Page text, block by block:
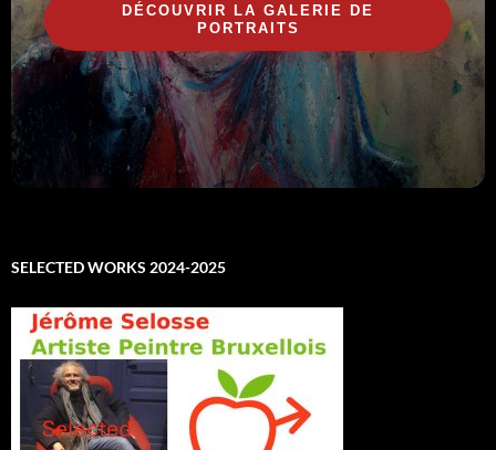
DÉCOUVRIR LA GALERIE DE
PORTRAITS
SELECTED WORKS 2024-2025